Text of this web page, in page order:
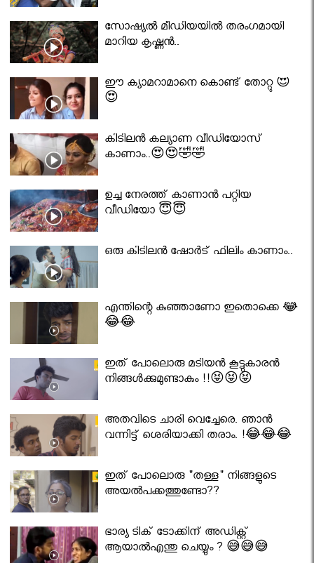
സോഷ്യൽ മീഡിയയിൽ തരംഗമായി
മാറിയ കൃഷ്ണൻ..
ഈ ക്യാമറാമാനെ കൊണ്ട് തോറ്റു 😍
😍
കിടിലൻ കല്യാണ വീഡിയോസ്
കാണാം..😍😍🤣🤣
ഉച്ച നേരത്ത് കാണാൻ പറ്റിയ
വീഡിയോ 😇😇
ഒരു കിടിലൻ ഷോർട് ഫിലിം കാണാം..
എന്തിന്റെ കുഞ്ഞാണോ ഇതൊക്കെ 😂
😂😂
ഇത് പോലൊരു മടിയൻ കൂട്ടുകാരൻ
നിങ്ങൾക്കുമുണ്ടാകും !!😝😝😝
അതവിടെ ചാരി വെച്ചേരെ. ഞാൻ
വന്നിട്ട് ശെരിയാക്കി തരാം. !😂😂😂
ഇത് പോലൊരു "തള്ള" നിങ്ങളുടെ
അയല്‍പക്കത്തുണ്ടോ??
ഭാര്യ ടിക് ടോക്കിന് അഡിക്റ്റ്
ആയാൽഎന്തു ചെയ്യും ? 😅😅😅